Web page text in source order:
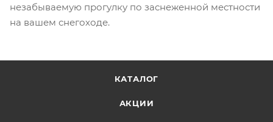
незабываемую прогулку по заснеженной местности
на вашем снегоходе.
КАТАЛОГ
АКЦИИ